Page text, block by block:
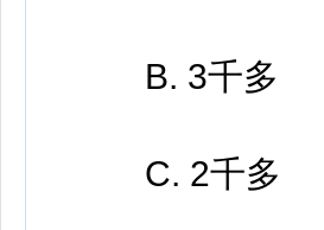
B. 3千多
C. 2千多